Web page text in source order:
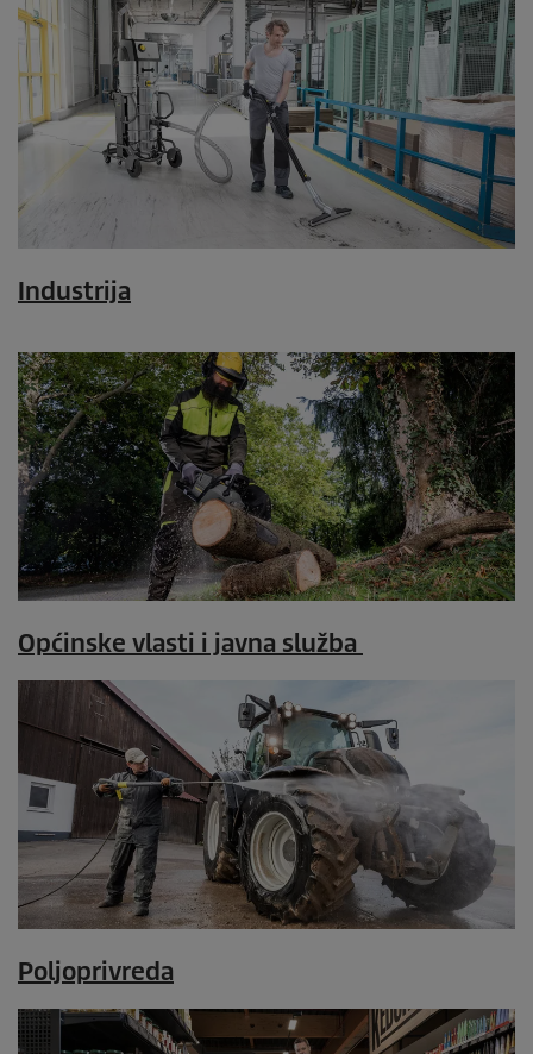
Industrija
Općinske vlasti i javna služba
Poljoprivreda